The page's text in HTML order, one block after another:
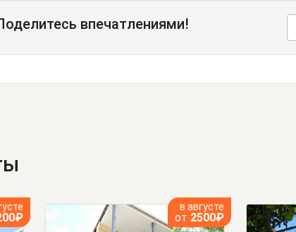
впечатлениями!
в августе
от 2500₽